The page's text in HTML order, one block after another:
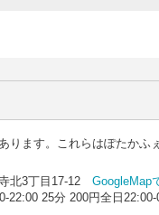
ります。これらはぽたか
北3丁目17-12 GoogleMap
25分 200円全日22:00-